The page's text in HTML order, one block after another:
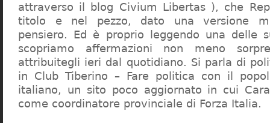
attraverso il blog Civium Libertas ), che
titolo e nel pezzo, dato una versione
pensiero. Ed è proprio leggendo una delle
scopriamo affermazioni non meno
attribuitegli ieri dal quotidiano. Si parla di
in Club Tiberino – Fare politica con il
italiano, un sito poco aggiornato in cui
come coordinatore provinciale di Forza Italia.